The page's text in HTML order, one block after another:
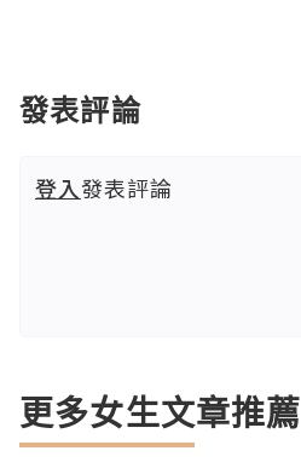
發表評論
登入發表評論
更多女生文章推薦